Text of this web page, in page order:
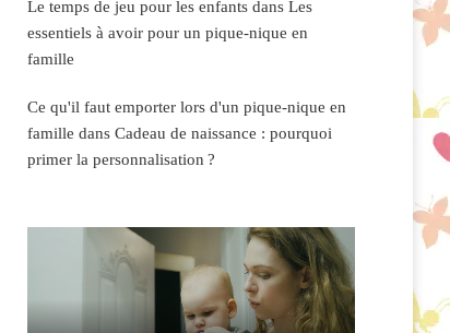
Le temps de jeu pour les enfantsdans Les
essentiels à avoir pour un pique-nique en
famille
Ce qu'il faut emporter lors d'un pique-nique en
famille dans Cadeau de naissance : pourquoi
primer la personnalisation ?